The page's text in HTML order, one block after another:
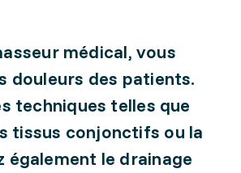
médical, vous
douleurs des patients.
techniques telles que
tissus conjonctifs ou la
également le drainage